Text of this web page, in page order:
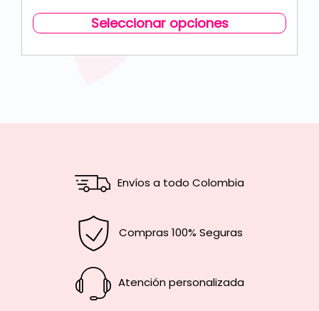
Seleccionar opciones
Envíos a todo Colombia
Compras 100% Seguras
Atención personalizada